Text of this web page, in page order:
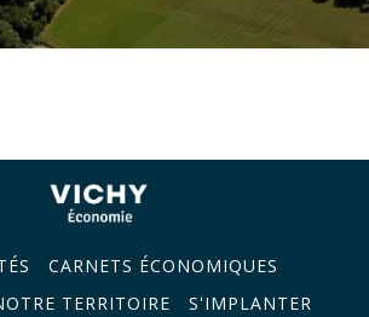
CARNETS ÉCONOMIQUES
TERRITOIRE
S'IMPLANTER